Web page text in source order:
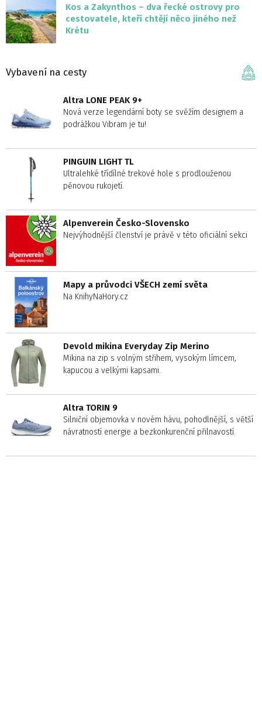
Kos a Zakynthos – dva řecké ostrovy pro
cestovatele, kteří chtějí něco jiného než
Krétu
Vybavení na cesty
Altra LONE PEAK 9+
Nová verze legendární boty se svěžím designem a
podrážkou Vibram je tu!
PINGUIN LIGHT TL
Ultralehké třídílné trekové hole s prodlouženou
pěnovou rukojetí.
Alpenverein Česko-Slovensko
Nejvýhodnější členství je právě v této oficiální sekci
Mapy a průvodci VŠECH zemí světa
Na KnihyNaHory.cz
Devold mikina Everyday Zip Merino
Mikina na zip s volným střihem, vysokým límcem,
kapucou a velkými kapsami.
Altra TORIN 9
Silniční objemovka v novém hávu, pohodlnější, s větší
návratností energie a bezkonkurenční přilnavostí.